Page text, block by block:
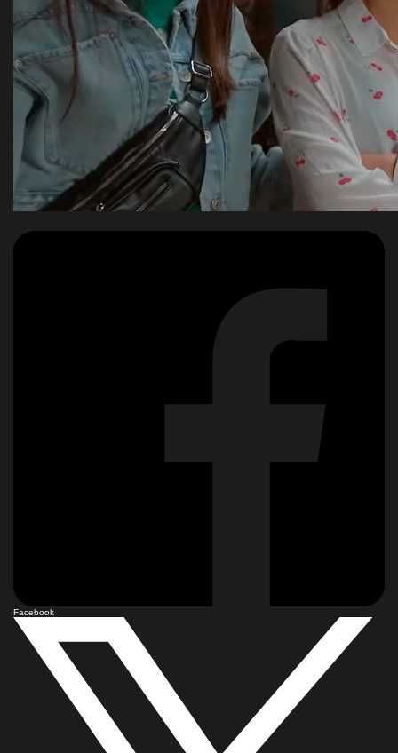
Facebook